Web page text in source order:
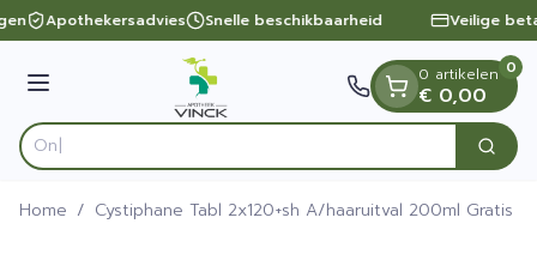
Ga naar de inhoud
1 van 1
Apothekersadvies Snelle beschikbaarheid Veilige
Menu
Product, merk, categorie... Zoek
0 artikelen
€ 0,00
0
Home / Cystiphane Tabl 2x120+sh A/haaruitval 200ml Gratis